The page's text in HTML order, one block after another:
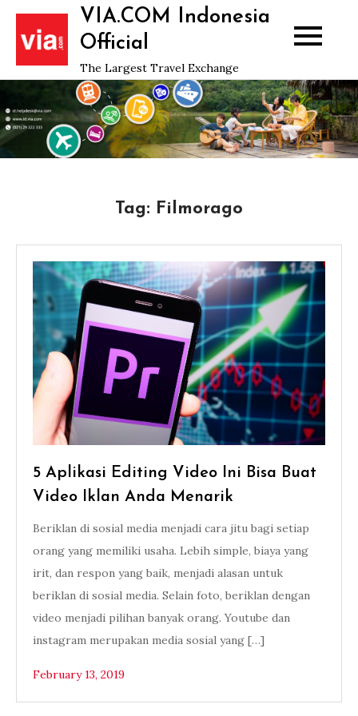
Skip
content
VIA.COM Indonesia
Official
The Largest Travel Exchange
Tag: Filmorago
5 Aplikasi Editing Video Ini Bisa Buat
Video Iklan Anda Menarik
Beriklan di sosial media menjadi cara jitu bagi setiap
orang yang memiliki usaha. Lebih simple, biaya yang
irit, dan respon yang baik, menjadi alasan untuk
beriklan di sosial media. Selain foto, beriklan dengan
video menjadi pilihan banyak orang. Youtube dan
instagram merupakan media sosial yang […]
February 13, 2019